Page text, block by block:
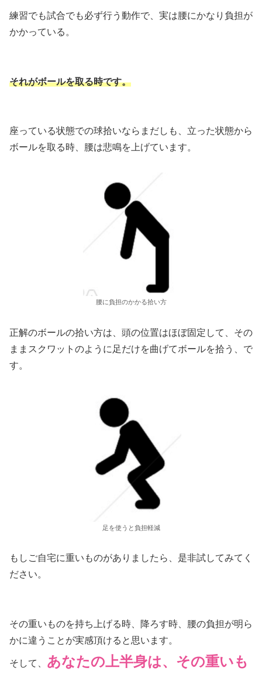
練習でも試合でも必ず行う動作で、実は腰にかなり負担が
かかっている。
それがボールを取る時です。
座っている状態での球拾いならまだしも、立った状態から
ボールを取る時、腰は悲鳴を上げています。
腰に負担のかかる拾い方
正解のボールの拾い方は、頭の位置はほぼ固定して、その
ままスクワットのように足だけを曲げてボールを拾う、で
す。
足を使うと負担軽減
もしご自宅に重いものがありましたら、是非試してみてく
ださい。
その重いものを持ち上げる時、降ろす時、腰の負担が明ら
かに違うことが実感頂けると思います。
そして、 あなたの上半身は、その重いも